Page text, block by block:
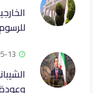
13
وعودة